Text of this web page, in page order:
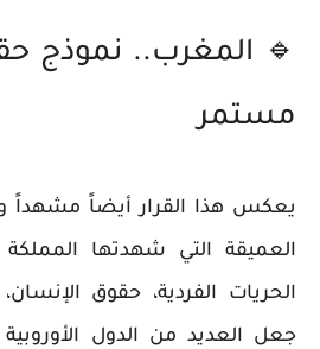
🔹 المغرب.. نموذج
مستمر
يعكس هذا القرار أيضاً مشهداً
العميقة التي شهدتها المملكة
الحريات الفردية، حقوق الإنسان،
جعل العديد من الدول